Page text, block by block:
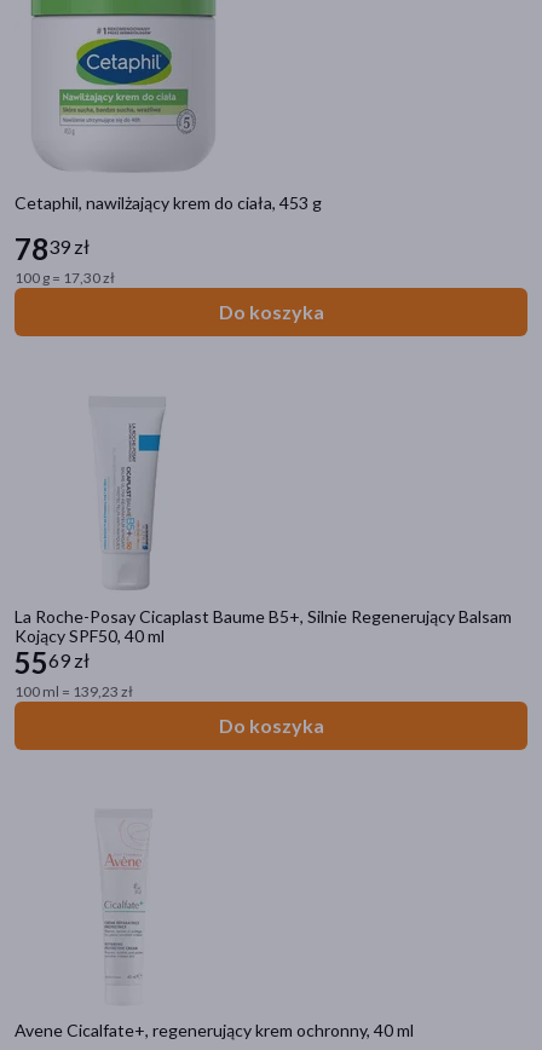
Cetaphil, nawilżający krem do ciała, 453 g
7839 zł
100 g = 17,30 zł
Do koszyka
La Roche-Posay Cicaplast Baume B5+, Silnie Regenerujący Balsam
Kojący SPF50, 40 ml
5569 zł
100 ml = 139,23 zł
Do koszyka
Avene Cicalfate+, regenerujący krem ochronny, 40 ml
SPF 30(0)
SPF 50(2)
SPF(2)
Linia produktowa
Bioderma Atoderm(7)
Neutrogena Formuła Norweska
Enilome PRO(5)
Bielenda Professional Body Program
pokaż więcej